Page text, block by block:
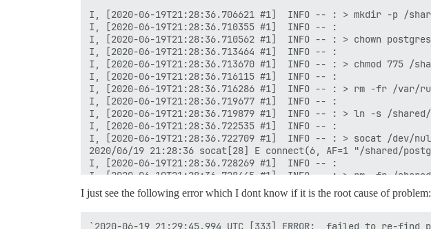
I just see the following error which I dont know if it is the root cause of problem: